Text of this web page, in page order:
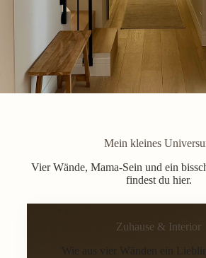
Mein kleines
Vier Wände, Mama-Sein und ein
findest du hier.
Zuhause & Interior
Wie aus vier Wänden ein